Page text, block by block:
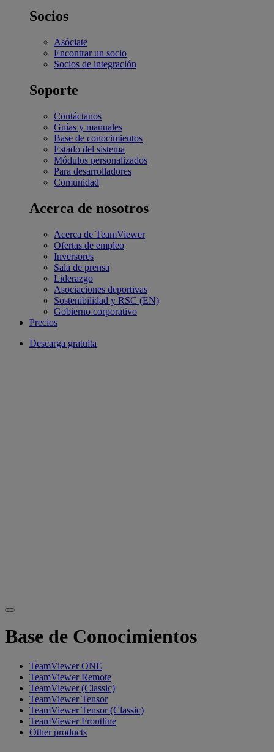
Socios
Asóciate
Encontrar un socio
Socios de integración
Soporte
Contáctanos
Guías y manuales
Base de conocimientos
Estado del sistema
Módulos personalizados
Para desarrolladores
Comunidad
Acerca de nosotros
Acerca de TeamViewer
Ofertas de empleo
Inversores
Sala de prensa
Liderazgo
Asociaciones deportivas
Sostenibilidad y RSC (EN)
Gobierno corporativo
Precios
Descarga gratuita
Base de Conocimientos
TeamViewer ONE
TeamViewer Remote
TeamViewer (Classic)
TeamViewer Tensor
TeamViewer Tensor (Classic)
TeamViewer Frontline
Other products